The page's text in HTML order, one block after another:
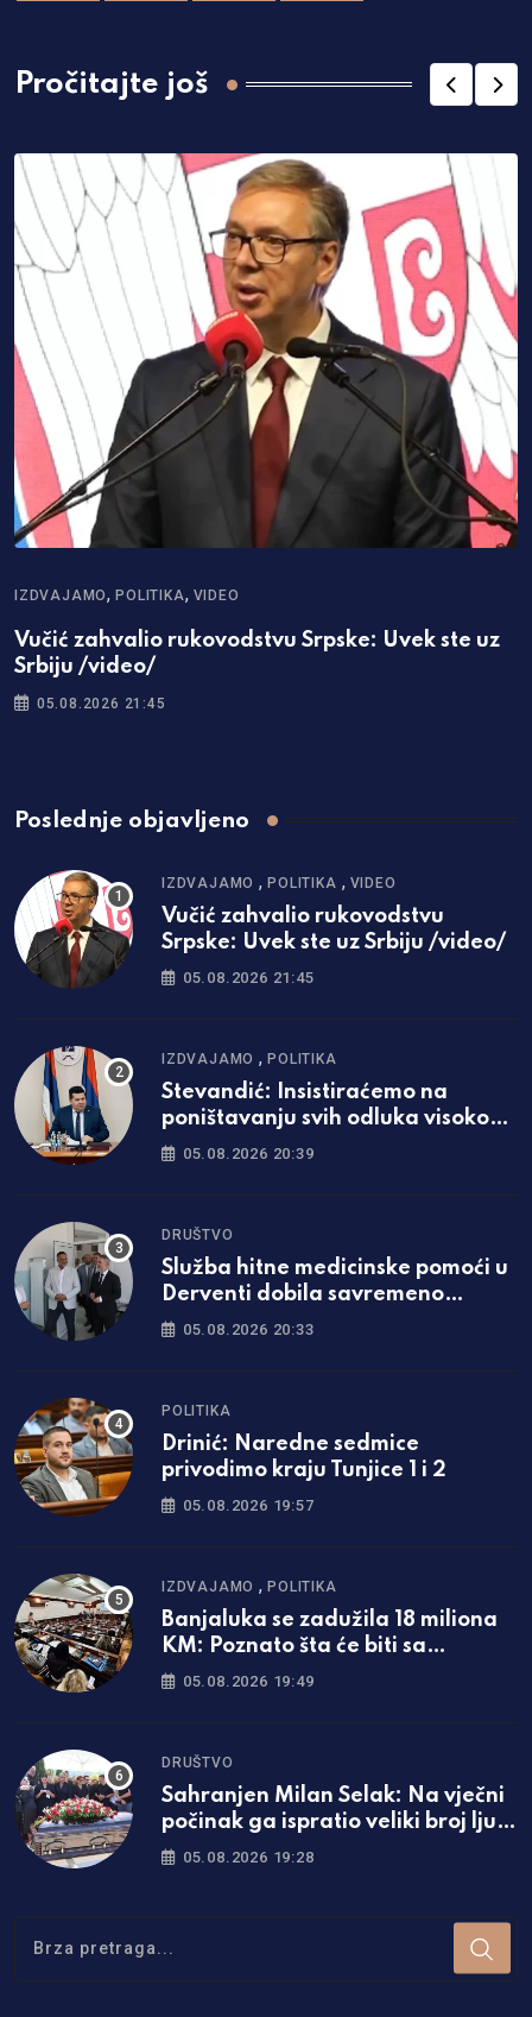
Pročitajte još
IZDVAJAMO,POLITIKA, VIDEO
Vučić zahvalio rukovodstvu Srpske: Uvek ste uz
Srbiju /video/
05.08.2026 21:45
Poslednje objavljeno
IZDVAJAMO ,POLITIKA , VIDEO
Vučić zahvalio rukovodstvu
Srpske: Uvek ste uz Srbiju /video/
05.08.2026 21:45
IZDVAJAMO ,POLITIKA
Stevandić: Insistiraćemo na
poništavanju svih odluka visokog
predstavnika
05.08.2026 20:39
DRUŠTVO
Služba hitne medicinske pomoći u
Derventi dobila savremeno
opremljen prostor
05.08.2026 20:33
POLITIKA
Drinić: Naredne sedmice
privodimo kraju Tunjice 1 i 2
05.08.2026 19:57
IZDVAJAMO ,POLITIKA
Banjaluka se zadužila 18 miliona
KM: Poznato šta će biti sa
naplatom parkinga
05.08.2026 19:49
DRUŠTVO
Sahranjen Milan Selak: Na vječni
počinak ga ispratio veliki broj ljudi
/foto/
05.08.2026 19:28